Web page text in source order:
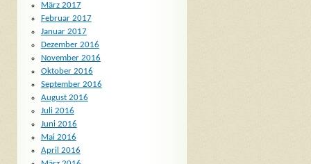
März 2017
Februar 2017
Januar 2017
Dezember 2016
November 2016
Oktober 2016
September 2016
August 2016
Juli 2016
Juni 2016
Mai 2016
April 2016